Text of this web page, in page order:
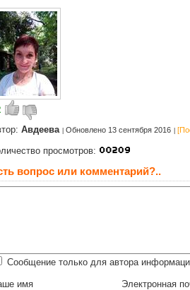
Авдеева Обновлено 13 сентября 2016
просмотров:
вопрос или комментарий?..
Сообщение только для автора
имя Электронная